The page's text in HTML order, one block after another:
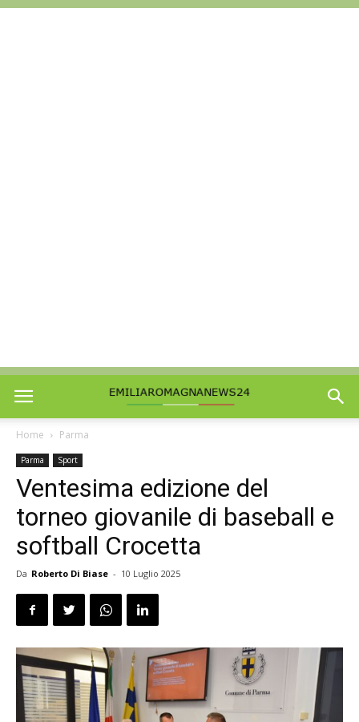
Home Parma
Parma Sport
Ventesima edizione del
torneo giovanile di baseball e
softball Crocetta
Da Roberto Di Biase - 10 Luglio 2025